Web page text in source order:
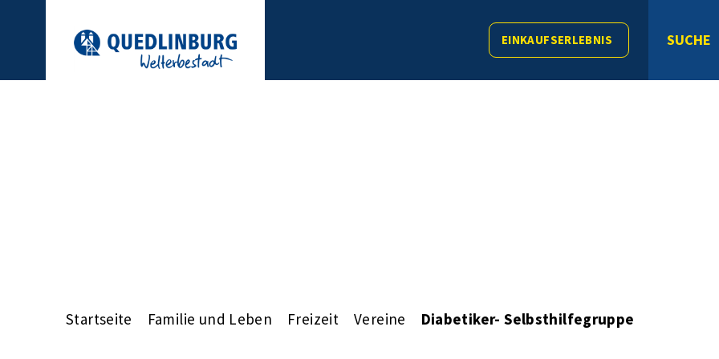
EINKAUFSERLEBNIS SUCHE
Startseite Familie und Leben Freizeit Vereine Diabetiker- Selbsthilfegruppe